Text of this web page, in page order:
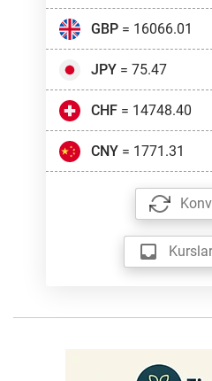
GBP= 16066.01
JPY= 75.47
CHF= 14748.40
CNY= 1771.31